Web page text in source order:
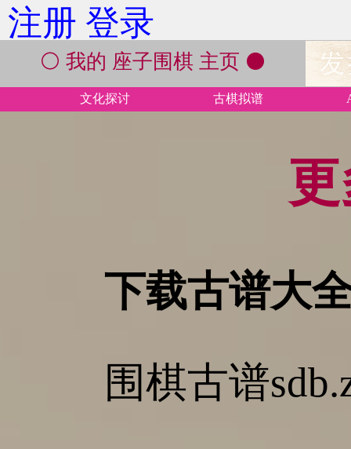
注册 登录
⚪ 我的 座子围棋 主页 ⚫
文化探讨 古棋拟谱
下载古谱大
围棋古谱